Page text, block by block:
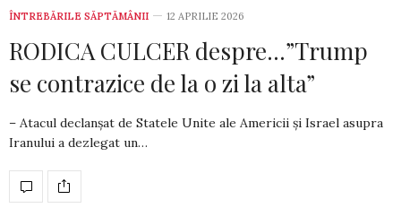
ÎNTREBĂRILE SĂPTĂMÂNII 12 APRILIE 2026
RODICA CULCER despre…”Trump
se contrazice de la o zi la alta”
– Atacul declanșat de Statele Unite ale Americii și Israel asupra
Iranului a dezlegat un…